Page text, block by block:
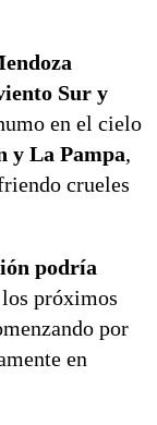
Sur y
en el cielo
y La Pampa,
crueles
podría
próximos
por
en